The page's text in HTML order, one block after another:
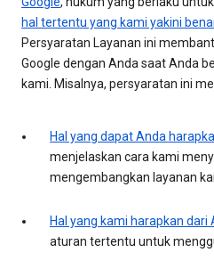
hal tertentu yang kami yakini
Persyaratan Layanan ini
Google dengan Anda saat Anda
kami. Misalnya, persyaratan ini
Hal yang dapat Anda
menjelaskan cara kami
mengembangkan layanan
Hal yang kami harapkan dari
aturan tertentu untuk